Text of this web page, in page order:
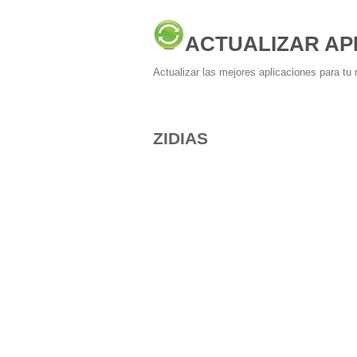
ACTUALIZAR
Actualizar las mejores aplicaciones para tu
ZIDIAS